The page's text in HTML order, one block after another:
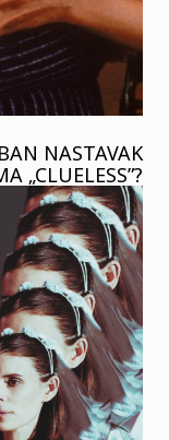
NASTAVAK
„CLUELESS”?